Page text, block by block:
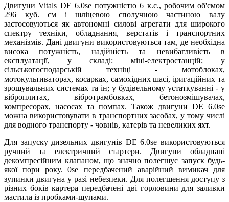
Двигуни Vitals DE 6.0se потужністю 6 к.с., робочим об'ємом
296 куб. см і шліцевою сполучною частиною валу
застосовуються як автономні силові агрегати для широкого
спектру техніки, обладнання, верстатів і транспортних
механізмів. Дані двигуни використовуються там, де необхідна
висока потужність, надійність та невибагливість в
експлуатації, у складі: міні-електростанцій; у
сільськогосподарській техніці - мотоблоках,
мотокультиваторах, косарках, самохідних шасі, іригаційних та
зрошувальних системах та ін; у будівельному устаткуванні - у
віброплитах, вібротрамбовках, бетонозмішувачах,
компресорах, насосах та помпах. Також двигуни DE 6.0se
можна використовувати в транспортних засобах, у тому числі
для водного транспорту - човнів, катерів та невеликих яхт.
Для запуску дизельних двигунів DE 6.0se використовуються
ручний та електричний стартери. Двигуни обладнані
декомпресійним клапаном, що значно полегшує запуск будь-
якої пори року. 0se передбачений аварійний вимикач для
зупинки двигуна у разі небезпеки. Для полегшення доступу з
різних боків картера передбачені дві горловини для заливки
мастила із пробками-щупами.